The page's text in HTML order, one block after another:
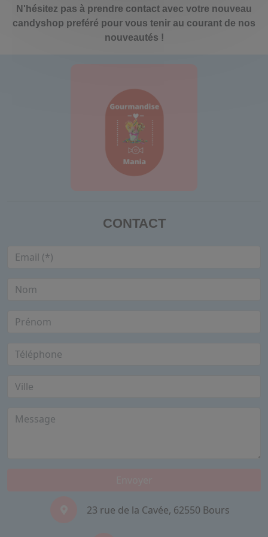
N'hésitez pas à prendre contact avec votre nouveau
candyshop preféré pour vous tenir au courant de nos
nouveautés !
CONTACT
23 rue de la Cavée, 62550 Bours